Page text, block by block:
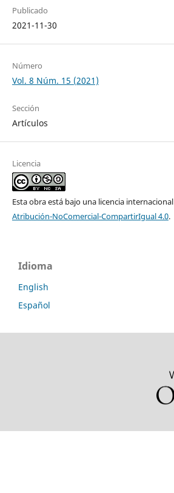
Publicado
2021-11-30
Número
Vol. 8 Núm. 15 (2021)
Sección
Artículos
Licencia
Esta obra está bajo una licencia internacional
Atribución-NoComercial-CompartirIgual 4.0.
Idioma
English
Español